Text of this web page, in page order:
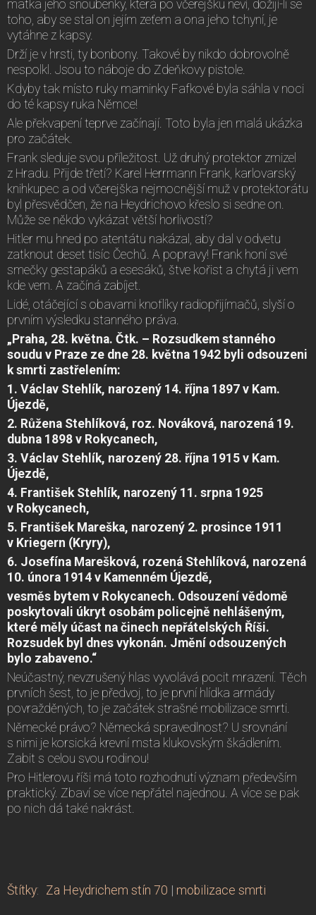
matka jeho snoubenky, která po včerejšku neví, dožijí-li se
toho, aby se stal on jejím zeťem a ona jeho tchyní, je
vytáhne z kapsy.
Drží je v hrsti, ty bonbony. Takové by nikdo dobrovolně
nespolkl. Jsou to náboje do Zdeňkovy pistole.
Kdyby tak místo ruky maminky Fafkové byla sáhla v noci
do té kapsy ruka Němce!
Ale překvapení teprve začínají. Toto byla jen malá ukázka
pro začátek.
Frank sleduje svou příležitost. Už druhý protektor zmizel
z Hradu. Přijde třetí? Karel Herrmann Frank, karlovarský
knihkupec a od včerejška nejmocnější muž v protektorátu
byl přesvědčen, že na Heydrichovo křeslo si sedne on.
Může se někdo vykázat větší horlivostí?
Hitler mu hned po atentátu nakázal, aby dal v odvetu
zatknout deset tisíc Čechů. A popravy! Frank honí své
smečky gestapáků a esesáků, štve kořist a chytá ji vem
kde vem. A začíná zabíjet.
Lidé, otáčející s obavami knoflíky radiopřijímačů, slyší o
prvním výsledku stanného práva.
„Praha, 28. května. Čtk. – Rozsudkem stanného
soudu v Praze ze dne 28. května 1942 byli odsouzeni
k smrti zastřelením:
1. Václav Stehlík, narozený 14. října 1897 v Kam.
Újezdě,
2. Růžena Stehlíková, roz. Nováková, narozená 19.
dubna 1898 v Rokycanech,
3. Václav Stehlík, narozený 28. října 1915 v Kam.
Újezdě,
4. František Stehlík, narozený 11. srpna 1925
v Rokycanech,
5. František Mareška, narozený 2. prosince 1911
v Kriegern (Kryry),
6. Josefína Marešková, rozená Stehlíková, narozená
10. února 1914 v Kamenném Újezdě,
vesměs bytem v Rokycanech. Odsouzení vědomě
poskytovali úkryt osobám policejně nehlášeným,
které měly účast na činech nepřátelských Říši.
Rozsudek byl dnes vykonán. Jmění odsouzených
bylo zabaveno.“
Neúčastný, nevzrušený hlas vyvolává pocit mrazení. Těch
prvních šest, to je předvoj, to je první hlídka armády
povražděných, to je začátek strašné mobilizace smrti.
Německé právo? Německá spravedlnost? U srovnání
s nimi je korsická krevní msta klukovským škádlením.
Zabit s celou svou rodinou!
Pro Hitlerovu říši má toto rozhodnutí význam především
praktický. Zbaví se více nepřátel najednou. A více se pak
po nich dá také nakrást.
Štítky: Za Heydrichem stín 70 | mobilizace smrti